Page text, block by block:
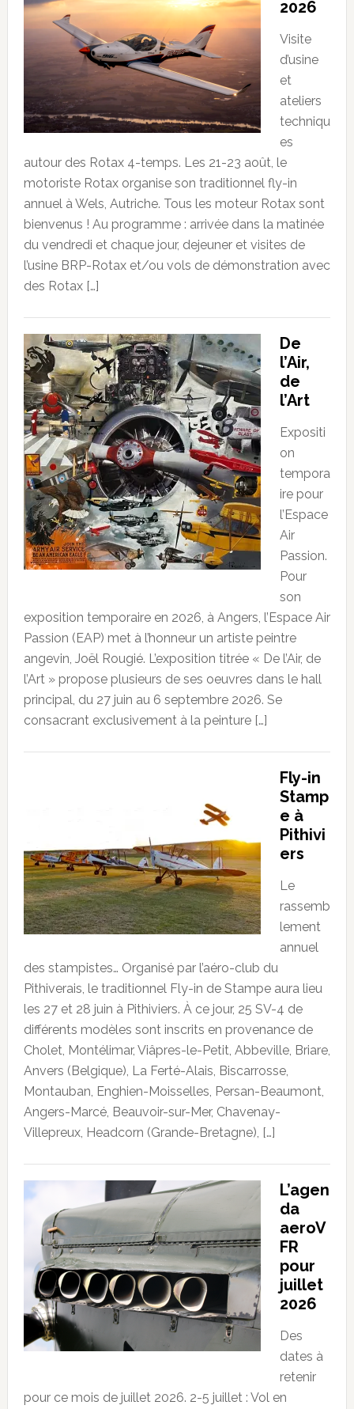
2026
Visite
d’usine
et
ateliers
techniqu
es
autour des Rotax 4-temps. Les 21-23 août, le
motoriste Rotax organise son traditionnel fly-in
annuel à Wels, Autriche. Tous les moteur Rotax sont
bienvenus ! Au programme : arrivée dans la matinée
du vendredi et chaque jour, dejeuner et visites de
l’usine BRP-Rotax et/ou vols de démonstration avec
des Rotax […]
De
l’Air,
de
l’Art
Expositi
on
tempora
ire pour
l’Espace
Air
Passion.
Pour
son
exposition temporaire en 2026, à Angers, l’Espace Air
Passion (EAP) met à l’honneur un artiste peintre
angevin, Joël Rougié. L’exposition titrée « De l’Air, de
l’Art » propose plusieurs de ses oeuvres dans le hall
principal, du 27 juin au 6 septembre 2026. Se
consacrant exclusivement à la peinture […]
Fly-in
Stamp
e à
Pithivi
ers
Le
rassemb
lement
annuel
des stampistes… Organisé par l’aéro-club du
Pithiverais, le traditionnel Fly-in de Stampe aura lieu
les 27 et 28 juin à Pithiviers. À ce jour, 25 SV-4 de
différents modèles sont inscrits en provenance de
Cholet, Montélimar, Viâpres-le-Petit, Abbeville, Briare,
Anvers (Belgique), La Ferté-Alais, Biscarrosse,
Montauban, Enghien-Moisselles, Persan-Beaumont,
Angers-Marcé, Beauvoir-sur-Mer, Chavenay-
Villepreux, Headcorn (Grande-Bretagne), […]
L’agen
da
aeroV
FR
pour
juillet
2026
Des
dates à
retenir
pour ce mois de juillet 2026. 2-5 juillet : Vol en